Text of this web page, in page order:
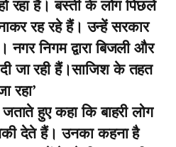
रहा है। बस्ती के लोग पिछले
रह रहे हैं। उन्हें सरकार
निगम द्वारा बिजली और
जा रही हैं।साजिश के तहत
रहा’
जताते हुए कहा कि बाहरी लोग
देते हैं। उनका कहना है